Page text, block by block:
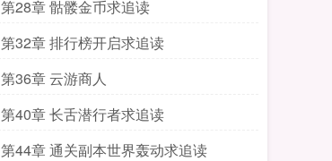
第28章 骷髅金币求追读
第32章 排行榜开启求追读
第36章 云游商人
第40章 长舌潜行者求追读
第44章 通关副本世界轰动求追读